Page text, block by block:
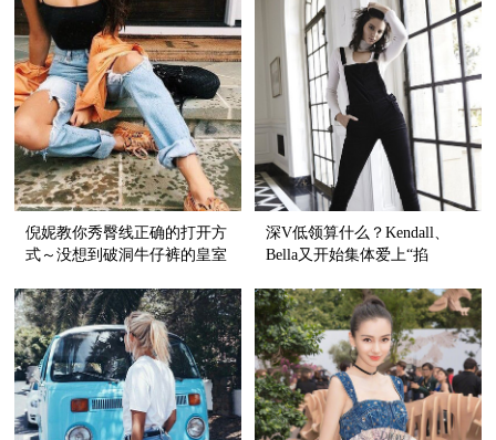
倪妮教你秀臀线正确的打开方
式～没想到破洞牛仔裤的皇室
深V低领算什么？Kendall、
Bella又开始集体爱上“掐